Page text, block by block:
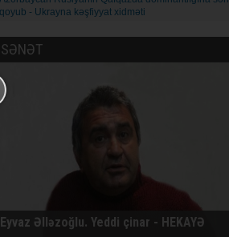
qoyub - Ukrayna kəşfiyyat xidməti
Toplum TV işi üzrə hökm oxunub
Yaqublu
Şəmşad Ağa: İnformasiya axını idarəolunan
mərhələdən idarəolunmaz mərhələyə keçir
Natiq Babayev - Qız adı: Azərbaycan maarifçiliyinin
Qoderzi Çoxeli. İntizar - Hekayə
Avropa İttifaqı Rusiyaya qarşı 21-ci sanksiya paketini
qəbul edib
SƏNƏT
Eyvaz Əlləzoğlu. Yeddi çinar - HEKAYƏ